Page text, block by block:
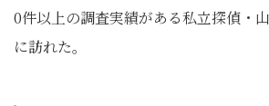
0件以上の調査実績がある私立探偵・
に訪れた。